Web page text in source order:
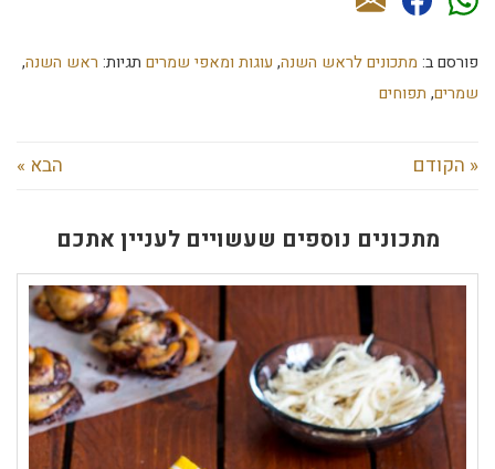
פורסם ב: מתכונים לראש השנה, עוגות ומאפי שמרים תגיות: ראש השנה,
שמרים, תפוחים
« הקודם הבא »
מתכונים נוספים שעשויים לעניין אתכם